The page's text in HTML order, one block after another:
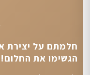
חלמתם על יצירת
הגשימו את החלום!